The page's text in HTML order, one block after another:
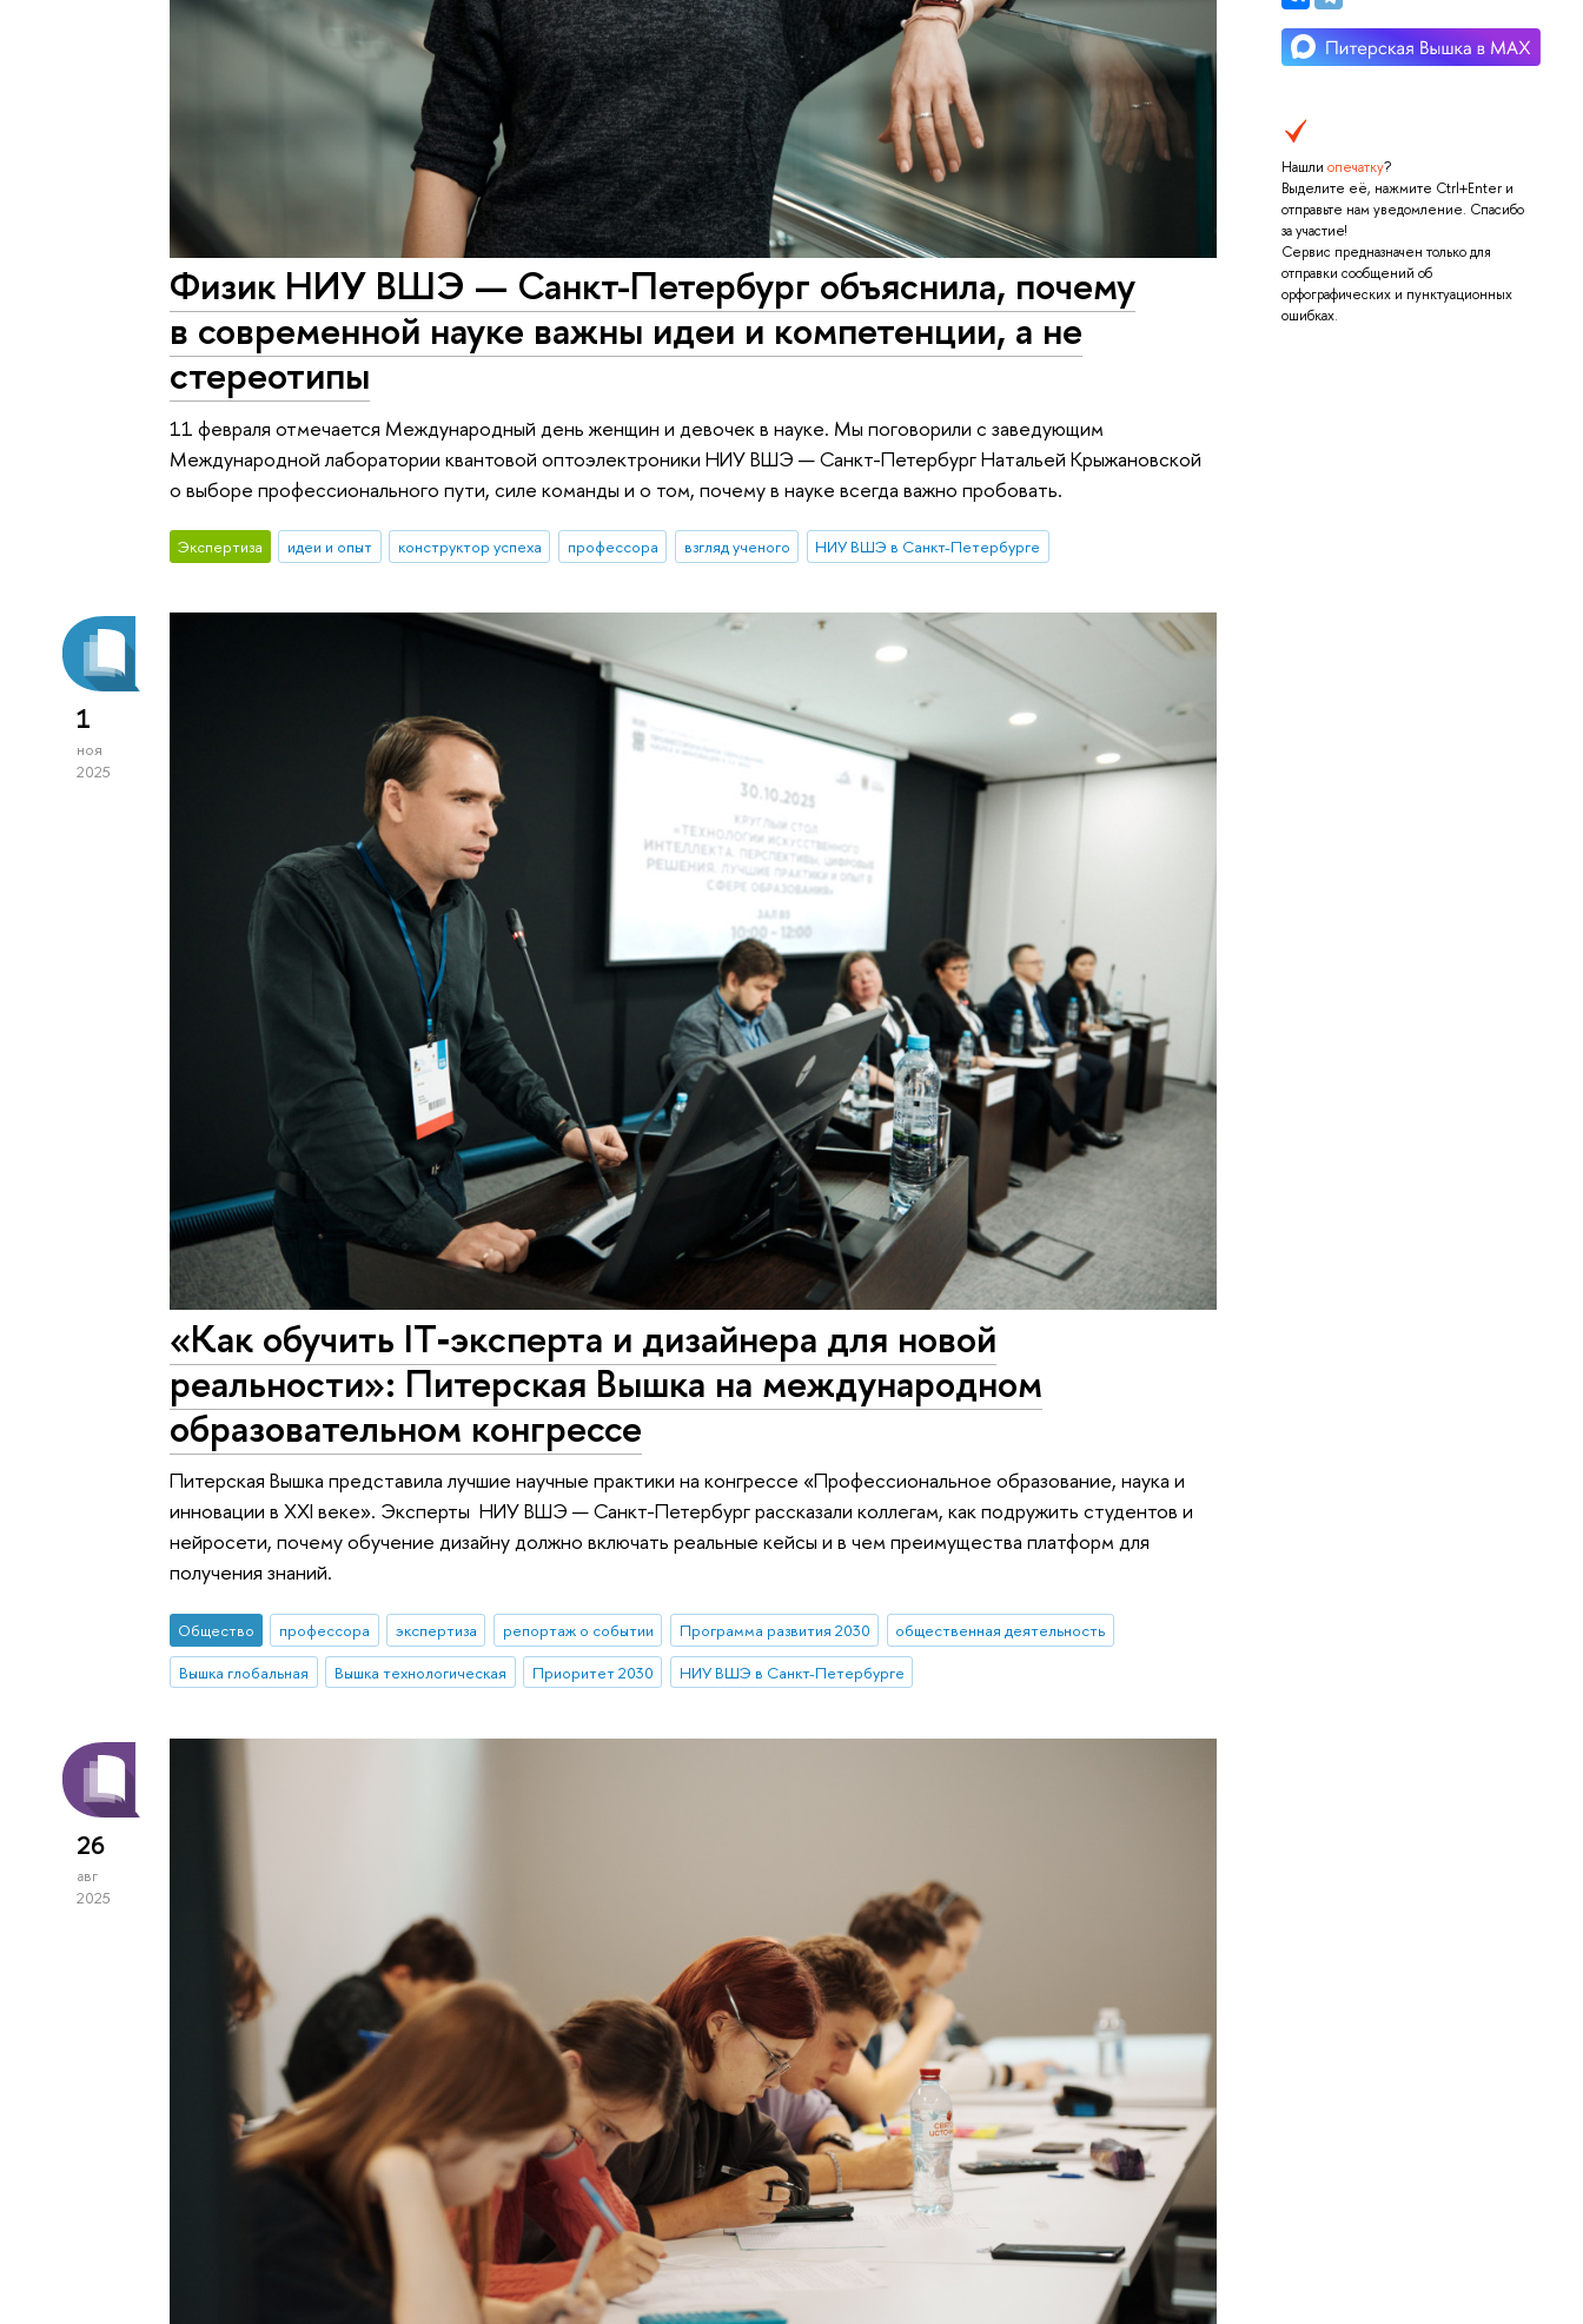
Нашли опечатку?
Выделите её, нажмите Ctrl+Enter и
отправьте нам уведомление. Спасибо
за участие!
Сервис предназначен только для
отправки сообщений об
орфографических и пунктуационных
ошибках.
Физик НИУ ВШЭ — Санкт-Петербург объяснила, почему
в современной науке важны идеи и компетенции, а не
стереотипы
11 февраля отмечается Международный день женщин и девочек в науке. Мы поговорили с заведующим
Международной лаборатории квантовой оптоэлектроники НИУ ВШЭ — Санкт-Петербург Натальей Крыжановской
о выборе профессионального пути, силе команды и о том, почему в науке всегда важно пробовать.
Экспертиза идеи и опыт конструктор успеха профессора взгляд ученого НИУ ВШЭ в Санкт-Петербурге
1
ноя
2025
«Как обучить IT‑эксперта и дизайнера для новой
реальности»: Питерская Вышка на международном
образовательном конгрессе
Питерская Вышка представила лучшие научные практики на конгрессе «Профессиональное образование, наука и
инновации в XXI веке». Эксперты НИУ ВШЭ — Санкт-Петербург рассказали коллегам, как подружить студентов и
нейросети, почему обучение дизайну должно включать реальные кейсы и в чем преимущества платформ для
получения знаний.
Общество профессора экспертиза репортаж о событии Программа развития 2030
общественная деятельность
Вышка глобальная
Вышка технологическая Приоритет 2030 НИУ ВШЭ в Санкт-Петербурге
26
авг
2025